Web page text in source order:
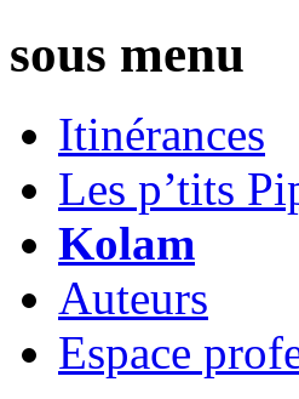
sous menu
Itinérances
Les p’tits
Kolam
Auteurs
Espace